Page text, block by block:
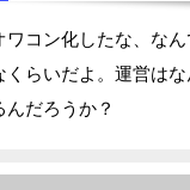
ワコン化したな、な
くらいだよ。運営は
だろうか？